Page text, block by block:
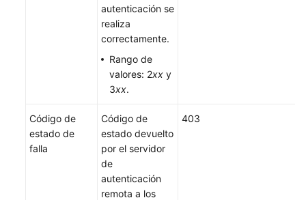
autenticación se
realiza
correctamente.
Rango de
valores: 2xx y
3xx.
Código de
estado de
falla
Código de
estado devuelto
por el servidor
de
autenticación
remota a los
403